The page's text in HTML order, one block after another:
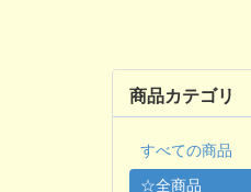
商品カテゴリ
すべての商品
☆全商品